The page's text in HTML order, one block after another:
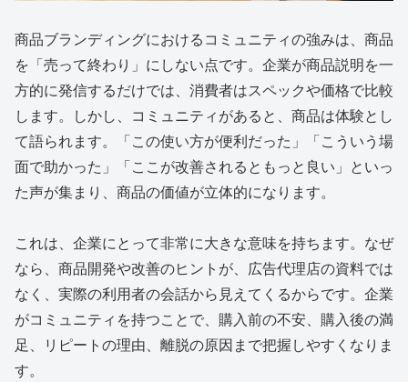
商品ブランディングにおけるコミュニティの強みは、商品
を「売って終わり」にしない点です。企業が商品説明を一
方的に発信するだけでは、消費者はスペックや価格で比較
します。しかし、コミュニティがあると、商品は体験とし
て語られます。「この使い方が便利だった」「こういう場
面で助かった」「ここが改善されるともっと良い」といっ
た声が集まり、商品の価値が立体的になります。
これは、企業にとって非常に大きな意味を持ちます。なぜ
なら、商品開発や改善のヒントが、広告代理店の資料では
なく、実際の利用者の会話から見えてくるからです。企業
がコミュニティを持つことで、購入前の不安、購入後の満
足、リピートの理由、離脱の原因まで把握しやすくなりま
す。